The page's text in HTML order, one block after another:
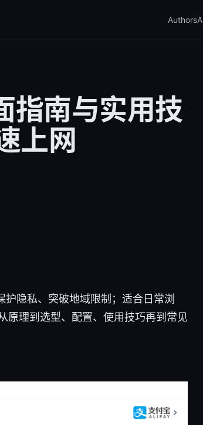
Authors
指南与实用技
上网
隐私、突破地域限制；适合日常浏
原理到选型、配置、使用技巧再到常见